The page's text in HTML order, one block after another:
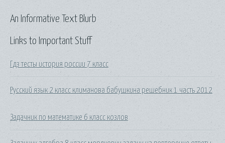
Links to Important Stuff
Гдз тесты история россии 7 класс
Русский язык 2 класс климанова бабушкина решебник 1 часть 2012
Задачник по математике 6 класс козлов
An Informative Text Blurb